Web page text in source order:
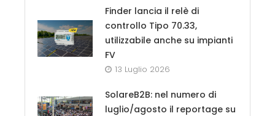
Finder lancia il relè di
controllo Tipo 70.33,
utilizzabile anche su impianti
FV
13 Luglio 2026
SolareB2B: nel numero di
luglio/agosto il reportage su